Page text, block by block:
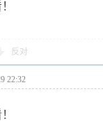
反对
22:32